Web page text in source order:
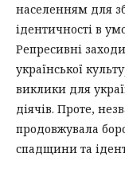
населенням для
ідентичності в
Репресивні
української
виклики для
діячів. Проте,
продовжувала
спадщини та